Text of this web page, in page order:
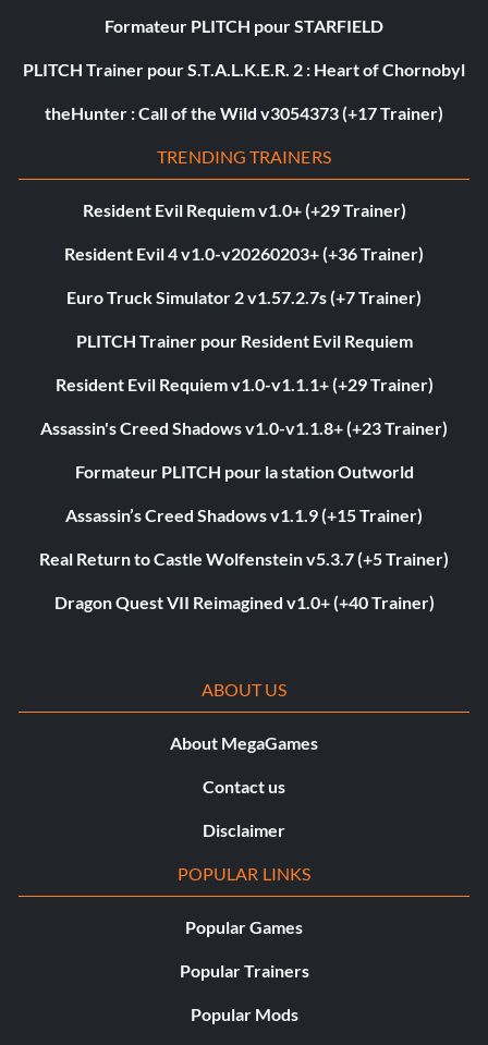
Formateur PLITCH pour STARFIELD
PLITCH Trainer pour S.T.A.L.K.E.R. 2 : Heart of Chornobyl
theHunter : Call of the Wild v3054373 (+17 Trainer)
TRENDING TRAINERS
Resident Evil Requiem v1.0+ (+29 Trainer)
Resident Evil 4 v1.0-v20260203+ (+36 Trainer)
Euro Truck Simulator 2 v1.57.2.7s (+7 Trainer)
PLITCH Trainer pour Resident Evil Requiem
Resident Evil Requiem v1.0-v1.1.1+ (+29 Trainer)
Assassin's Creed Shadows v1.0-v1.1.8+ (+23 Trainer)
Formateur PLITCH pour la station Outworld
Assassin’s Creed Shadows v1.1.9 (+15 Trainer)
Real Return to Castle Wolfenstein v5.3.7 (+5 Trainer)
Dragon Quest VII Reimagined v1.0+ (+40 Trainer)
ABOUT US
About MegaGames
Contact us
Disclaimer
POPULAR LINKS
Popular Games
Popular Trainers
Popular Mods